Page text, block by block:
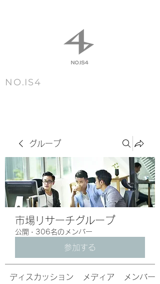
NO.IS4
グループ
市場リサーチグループ
公開 · 306名のメンバー
参加する
ディスカッション メディア メンバー